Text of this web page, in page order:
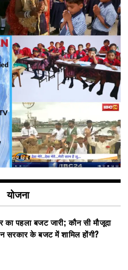
योजना
का पहला बजट जारी; कौन सी मौजूदा
सरकार के बजट में शामिल होंगी?